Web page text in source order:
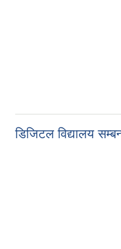
डिजिटल विद्यालय